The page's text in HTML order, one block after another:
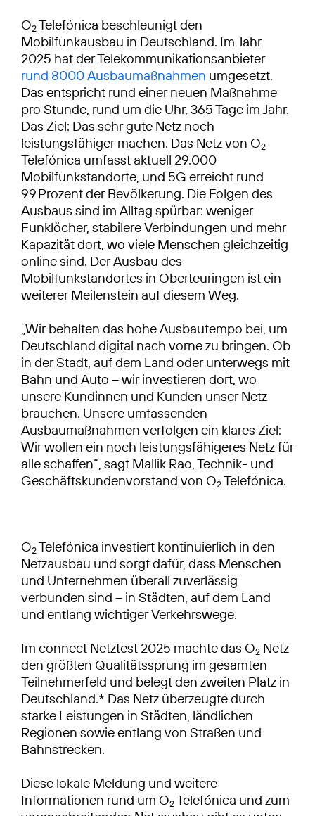
O2Telefónica beschleunigt den
Mobilfunkausbau in Deutschland. Im Jahr
2025 hat der Telekommunikationsanbieter
rund 8000 Ausbaumaßnahmen umgesetzt.
Das entspricht rund einer neuen Maßnahme
pro Stunde, rund um die Uhr, 365 Tage im Jahr.
Das Ziel: Das sehr gute Netz noch
leistungsfähiger machen. Das Netz von O2
Telefónica umfasst aktuell 29.000
Mobilfunkstandorte, und 5G erreicht rund
99 Prozent der Bevölkerung. Die Folgen des
Ausbaus sind im Alltag spürbar: weniger
Funklöcher, stabilere Verbindungen und mehr
Kapazität dort, wo viele Menschen gleichzeitig
online sind. Der Ausbau des
Mobilfunkstandortes in Oberteuringen ist ein
weiterer Meilenstein auf diesem Weg.
„Wir behalten das hohe Ausbautempo bei, um
Deutschland digital nach vorne zu bringen. Ob
in der Stadt, auf dem Land oder unterwegs mit
Bahn und Auto – wir investieren dort, wo
unsere Kundinnen und Kunden unser Netz
brauchen. Unsere umfassenden
Ausbaumaßnahmen verfolgen ein klares Ziel:
Wir wollen ein noch leistungsfähigeres Netz für
alle schaffen“, sagt Mallik Rao, Technik- und
Geschäftskundenvorstand von O2Telefónica.
O2Telefónica investiert kontinuierlich in den
Netzausbau und sorgt dafür, dass Menschen
und Unternehmen überall zuverlässig
verbunden sind – in Städten, auf dem Land
und entlang wichtiger Verkehrswege.
Im connect Netztest 2025 machte das O2 Netz
den größten Qualitätssprung im gesamten
Teilnehmerfeld und belegt den zweiten Platz in
Deutschland.* Das Netz überzeugte durch
starke Leistungen in Städten, ländlichen
Regionen sowie entlang von Straßen und
Bahnstrecken.
Diese lokale Meldung und weitere
Informationen rund um O2Telefónica und zum